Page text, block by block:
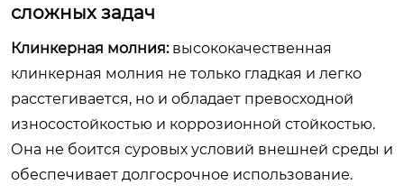
сложных задач
Клинкерная молния:высококачественная
клинкерная молния не только гладкая и легко
расстегивается, но и обладает превосходной
износостойкостью и коррозионной стойкостью.
Она не боится суровых условий внешней среды и
обеспечивает долгосрочное использование.